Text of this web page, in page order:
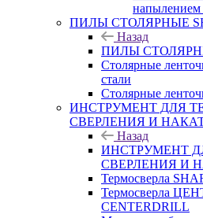
ПИЛЫ СТОЛЯРНЫЕ
Назад
ПИЛЫ
Столярные
стали
Столярные
ИНСТРУМЕНТ ДЛЯ
СВЕРЛЕНИЯ И
Назад
ИНСТРУМЕНТ
СВЕРЛЕНИЯ И
Термосверла
Термосверла
CENTERDRILL